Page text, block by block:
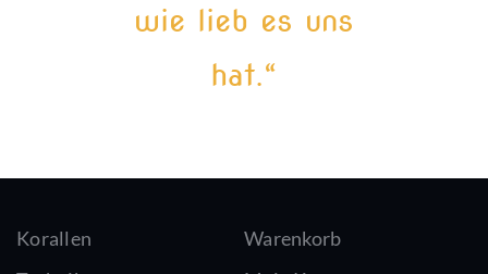
wie lieb es uns
hat.“
Korallen
Warenkorb